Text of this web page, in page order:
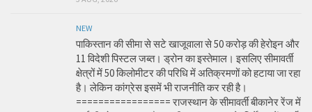
NEW
पाकिस्तान की सीमा से सटे खाजूवाला से 50 करोड़ की हेरोइन और
11 विदेशी पिस्टल जब्त। ड्रोन का इस्तेमाल। इसलिए सीमावर्ती
क्षेत्रों में 50 किलोमीटर की परिधि में अतिक्रमणों को हटाया जा रहा
है। लेकिन कांग्रेस इसमें भी राजनीति कर रही है।
================= राजस्थान के सीमावर्ती बीकानेर रेंज में